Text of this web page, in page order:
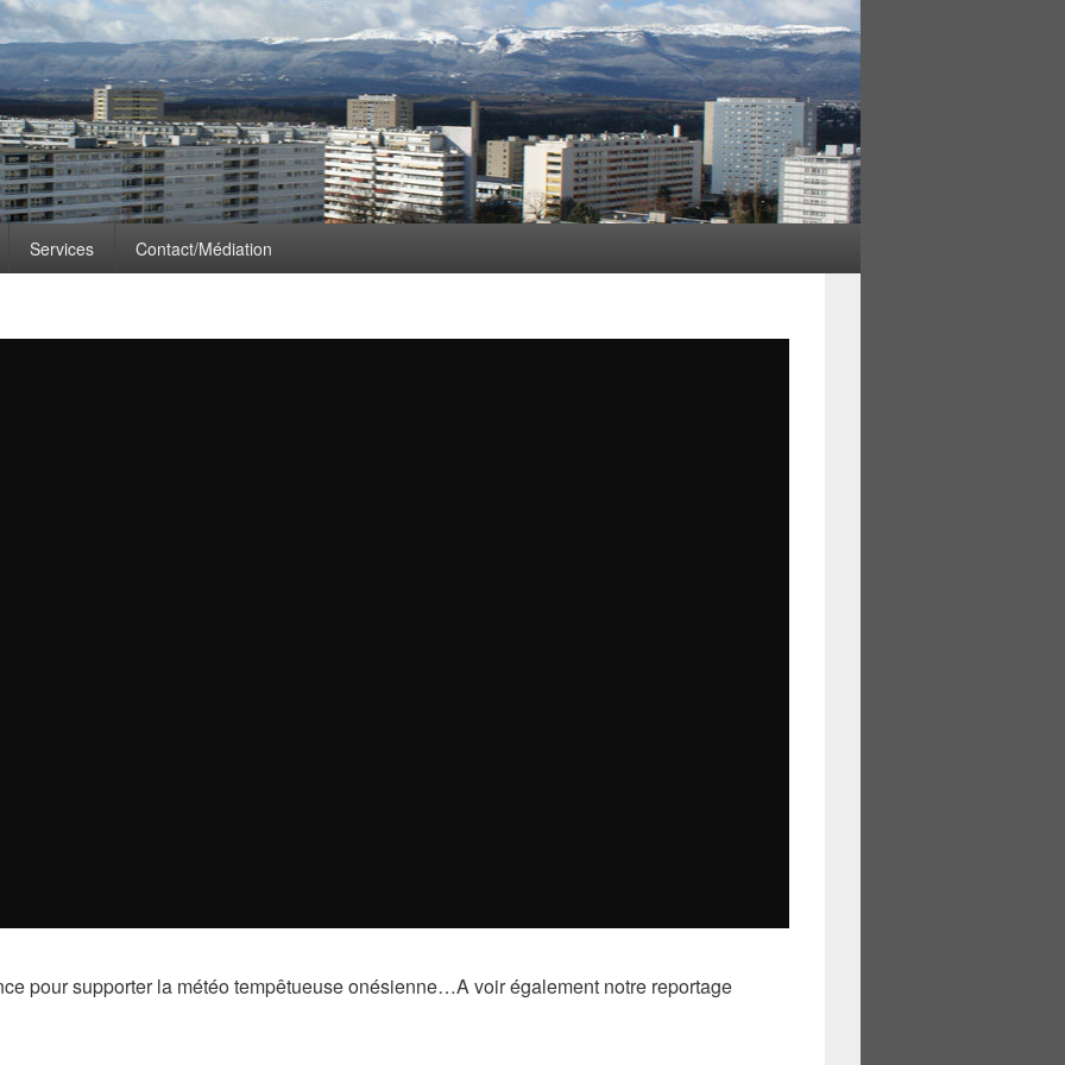
Services Contact/Médiation
pétanque
pour supporter la météo tempêtueuse onésienne…A voir également notre reportage